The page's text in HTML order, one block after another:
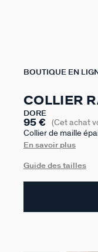
BOUTIQUE EN
COLLIER
DORÉ
95 € (Cet achat
Collier de maille
votre bijou et
En savoir plus
Guide des tailles